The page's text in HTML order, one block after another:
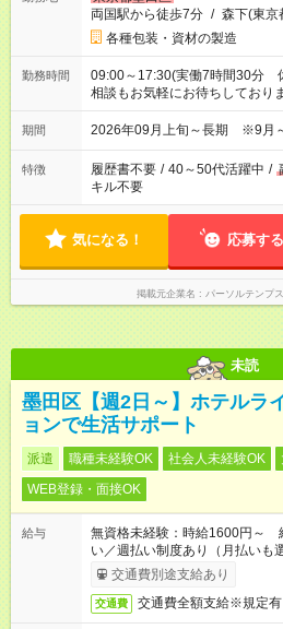
両国駅から徒歩7分 / 森下(東京
各種包装・資材の製造
勤務時間
09:00～17:30(実働7時間30分
相談もお気軽にお待ちしており
期間 2026年09月上旬～長期 ※9月
特徴 履歴書不要 / 40～50代活躍中 /
キル不要
気になる！ 応募する
掲載元企業名 パーソルテンプ
未読
墨田区【週2日～】ホテルラ
ョンで生活サポート
派遣 職種未経験OK 社会人未経験OK
WEB登録・面接OK
給与
無資格未経験：時給1600円
い／週払い制度あり（月払いも
完了次第のお支払いとなります。
交通費別途支給あり
交通費 交通費全額支給※規定有